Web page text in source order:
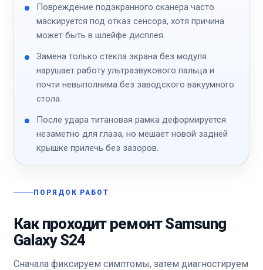
Повреждение подэкранного сканера часто
маскируется под отказ сенсора, хотя причина
может быть в шлейфе дисплея.
Замена только стекла экрана без модуля
нарушает работу ультразвукового пальца и
почти невыполнима без заводского вакуумного
стола.
После удара титановая рамка деформируется
незаметно для глаза, но мешает новой задней
крышке прилечь без зазоров.
ПОРЯДОК РАБОТ
Как проходит ремонт Samsung
Galaxy S24
Сначала фиксируем симптомы, затем диагностируем